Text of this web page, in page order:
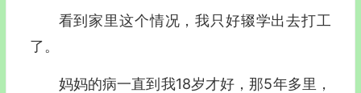
看到家里这个情况，我只好辍学出去打工
了。
妈妈的病一直到我18岁才好，那5年多里，